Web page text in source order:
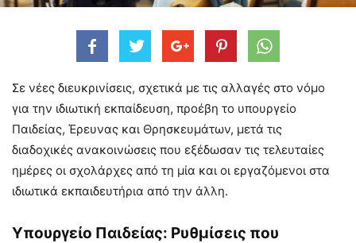
Σε νέες διευκρινίσεις, σχετικά με τις αλλαγές στο νόμο
για την ιδιωτική εκπαίδευση, προέβη το υπουργείο
Παιδείας, Έρευνας και Θρησκευμάτων, μετά τις
διαδοχικές ανακοινώσεις που εξέδωσαν τις τελευταίες
ημέρες οι σχολάρχες από τη μία και οι εργαζόμενοι στα
ιδιωτικά εκπαιδευτήρια από την άλλη.
Υπουργείο Παιδείας: Ρυθμίσεις που